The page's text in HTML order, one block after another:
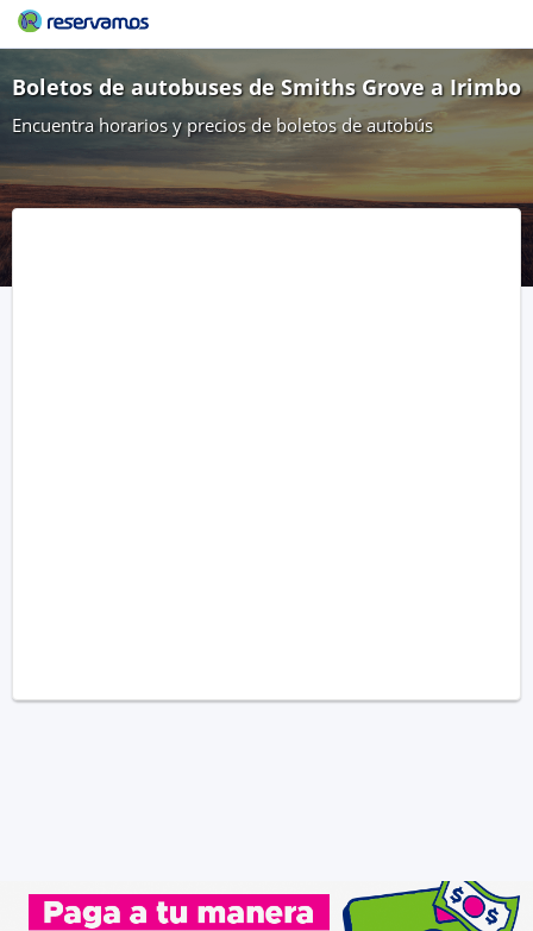
Boletos de autobuses de Smiths Grove a Irimbo
Encuentra horarios y precios de boletos de autobús